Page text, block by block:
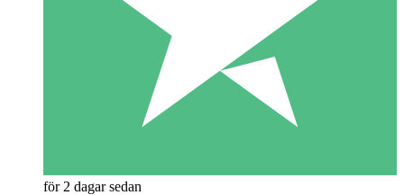
för 2 dagar sedan